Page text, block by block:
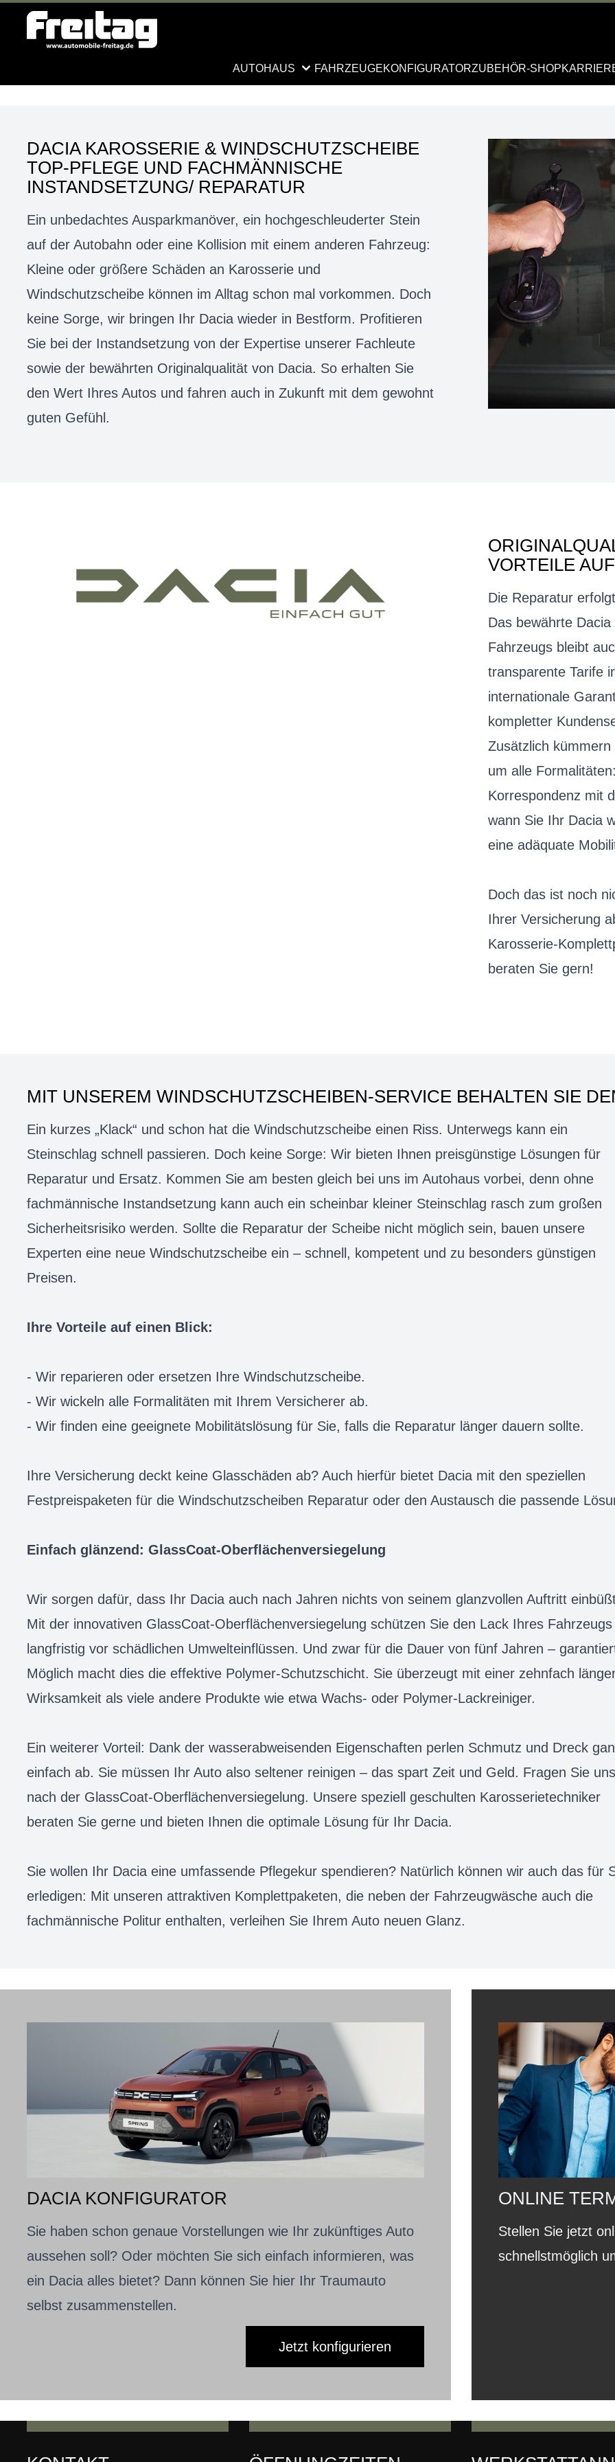
AUTOHAUS FAHRZEUGEKONFIGURATORZUBEHÖR-SHOP
DACIA KAROSSERIE & WINDSCHUTZSCHEIBE
TOP-PFLEGE UND FACHMÄNNISCHE
INSTANDSETZUNG/ REPARATUR
Ein unbedachtes Ausparkmanöver, ein hochgeschleuderter Stein
auf der Autobahn oder eine Kollision mit einem anderen Fahrzeug:
Kleine oder größere Schäden an Karosserie und
Windschutzscheibe können im Alltag schon mal vorkommen. Doch
keine Sorge, wir bringen Ihr Dacia wieder in Bestform. Profitieren
Sie bei der Instandsetzung von der Expertise unserer Fachleute
sowie der bewährten Originalqualität von Dacia. So erhalten Sie
den Wert Ihres Autos und fahren auch in Zukunft mit dem gewohnt
guten Gefühl.
VORTEILE
Die Reparatur
Das bewährte
Fahrzeugs bleibt
transparente Tarife
internationale
kompletter
Zusätzlich
um alle
Korrespondenz mit
wann Sie Ihr Dacia
eine adäquate
Doch das ist noch
Ihrer Versicherung
Karosserie-
beraten Sie gern!
MIT UNSEREM WINDSCHUTZSCHEIBEN-SERVICE BEHALTEN SIE
Ein kurzes „Klack“ und schon hat die Windschutzscheibe einen Riss. Unterwegs kann ein
Steinschlag schnell passieren. Doch keine Sorge: Wir bieten Ihnen preisgünstige Lösungen für
Reparatur und Ersatz. Kommen Sie am besten gleich bei uns im Autohaus vorbei, denn ohne
fachmännische Instandsetzung kann auch ein scheinbar kleiner Steinschlag rasch zum großen
Sicherheitsrisiko werden. Sollte die Reparatur der Scheibe nicht möglich sein, bauen unsere
Experten eine neue Windschutzscheibe ein – schnell, kompetent und zu besonders günstigen
Preisen.
Ihre Vorteile auf einen Blick:
- Wir reparieren oder ersetzen Ihre Windschutzscheibe.
- Wir wickeln alle Formalitäten mit Ihrem Versicherer ab.
- Wir finden eine geeignete Mobilitätslösung für Sie, falls die Reparatur länger dauern sollte.
Ihre Versicherung deckt keine Glasschäden ab? Auch hierfür bietet Dacia mit den speziellen
Festpreispaketen für die Windschutzscheiben Reparatur oder den Austausch die passende
Einfach glänzend: GlassCoat-Oberflächenversiegelung
Wir sorgen dafür, dass Ihr Dacia auch nach Jahren nichts von seinem glanzvollen Auftritt
Mit der innovativen GlassCoat-Oberflächenversiegelung schützen Sie den Lack Ihres Fahrzeugs
langfristig vor schädlichen Umwelteinflüssen. Und zwar für die Dauer von fünf Jahren –
Möglich macht dies die effektive Polymer-Schutzschicht. Sie überzeugt mit einer zehnfach
Wirksamkeit als viele andere Produkte wie etwa Wachs- oder Polymer-Lackreiniger.
Ein weiterer Vorteil: Dank der wasserabweisenden Eigenschaften perlen Schmutz und Dreck
einfach ab. Sie müssen Ihr Auto also seltener reinigen – das spart Zeit und Geld. Fragen Sie uns
nach der GlassCoat-Oberflächenversiegelung. Unsere speziell geschulten Karosserietechniker
beraten Sie gerne und bieten Ihnen die optimale Lösung für Ihr Dacia.
Sie wollen Ihr Dacia eine umfassende Pflegekur spendieren? Natürlich können wir auch das für
erledigen: Mit unseren attraktiven Komplettpaketen, die neben der Fahrzeugwäsche auch die
fachmännische Politur enthalten, verleihen Sie Ihrem Auto neuen Glanz.
DACIA KONFIGURATOR
Sie haben schon genaue Vorstellungen wie Ihr zukünftiges Auto
aussehen soll? Oder möchten Sie sich einfach informieren, was
ein Dacia alles bietet? Dann können Sie hier Ihr Traumauto
selbst zusammenstellen.
Jetzt konfigurieren
ONLINE
Stellen Sie jetzt
schnellstmöglich